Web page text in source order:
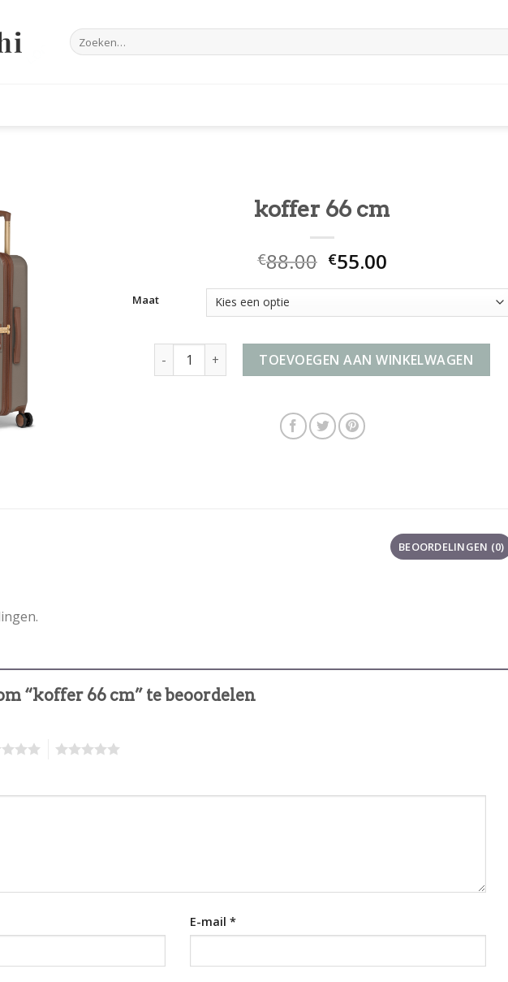
Zoeken
naar:
koffer 66 cm
€88.00 €55.00
Maat
koffer 66 cm aantalTOEVOEGEN AAN WINKELWAGEN
BEOORDELINGEN (0)
“koffer 66 cm” te beoordelen
E-mail *